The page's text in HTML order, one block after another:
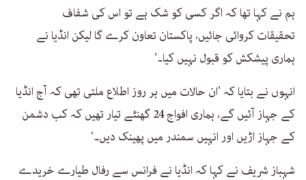
ہم نے کہا تھا کہ اگر کسی کو شک ہے تو اس کی شفاف
تحقیقات کروائی جائیں، پاکستان تعاون کرے گا لیکن انڈیا نے
ہماری پیشکش کو قبول نہیں کیا۔‘
انہوں نے بتایا کہ ’ان حالات میں ہر روز اطلاع ملتی تھی کہ آج انڈیا
کے جہاز آئیں گے، ہماری افواج 24 گھنٹے تیار تھیں کہ کب دشمن
کے جہاز اڑیں اور انہیں سمندر میں پھینک دیں۔‘
شہباز شریف نے کہا کہ انڈیا نے فرانس سے رفال طیارے خریدے